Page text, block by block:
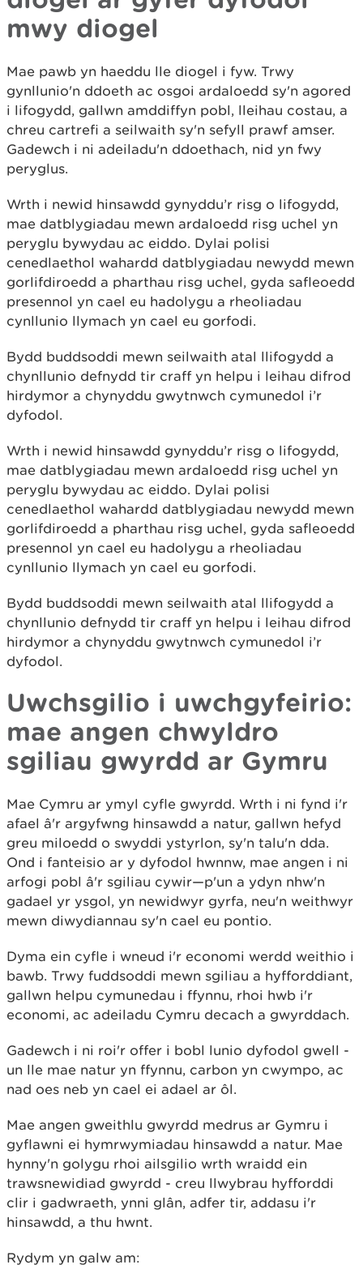
mwy diogel
Mae pawb yn haeddu lle diogel i fyw. Trwy
gynllunio'n ddoeth ac osgoi ardaloedd sy'n agored
i lifogydd, gallwn amddiffyn pobl, lleihau costau, a
chreu cartrefi a seilwaith sy'n sefyll prawf amser.
Gadewch i ni adeiladu'n ddoethach, nid yn fwy
peryglus.
Wrth i newid hinsawdd gynyddu’r risg o lifogydd,
mae datblygiadau mewn ardaloedd risg uchel yn
peryglu bywydau ac eiddo. Dylai polisi
cenedlaethol wahardd datblygiadau newydd mewn
gorlifdiroedd a pharthau risg uchel, gyda safleoedd
presennol yn cael eu hadolygu a rheoliadau
cynllunio llymach yn cael eu gorfodi.
Bydd buddsoddi mewn seilwaith atal llifogydd a
chynllunio defnydd tir craff yn helpu i leihau difrod
hirdymor a chynyddu gwytnwch cymunedol i’r
dyfodol.
Wrth i newid hinsawdd gynyddu’r risg o lifogydd,
mae datblygiadau mewn ardaloedd risg uchel yn
peryglu bywydau ac eiddo. Dylai polisi
cenedlaethol wahardd datblygiadau newydd mewn
gorlifdiroedd a pharthau risg uchel, gyda safleoedd
presennol yn cael eu hadolygu a rheoliadau
cynllunio llymach yn cael eu gorfodi.
Bydd buddsoddi mewn seilwaith atal llifogydd a
chynllunio defnydd tir craff yn helpu i leihau difrod
hirdymor a chynyddu gwytnwch cymunedol i’r
dyfodol.
Uwchsgilio i uwchgyfeirio:
mae angen chwyldro
sgiliau gwyrdd ar Gymru
Mae Cymru ar ymyl cyfle gwyrdd. Wrth i ni fynd i'r
afael â'r argyfwng hinsawdd a natur, gallwn hefyd
greu miloedd o swyddi ystyrlon, sy'n talu'n dda.
Ond i fanteisio ar y dyfodol hwnnw, mae angen i ni
arfogi pobl â'r sgiliau cywir—p'un a ydyn nhw'n
gadael yr ysgol, yn newidwyr gyrfa, neu'n weithwyr
mewn diwydiannau sy'n cael eu pontio.
Dyma ein cyfle i wneud i'r economi werdd weithio i
bawb. Trwy fuddsoddi mewn sgiliau a hyfforddiant,
gallwn helpu cymunedau i ffynnu, rhoi hwb i'r
economi, ac adeiladu Cymru decach a gwyrddach.
Gadewch i ni roi'r offer i bobl lunio dyfodol gwell -
un lle mae natur yn ffynnu, carbon yn cwympo, ac
nad oes neb yn cael ei adael ar ôl.
Mae angen gweithlu gwyrdd medrus ar Gymru i
gyflawni ei hymrwymiadau hinsawdd a natur. Mae
hynny'n golygu rhoi ailsgilio wrth wraidd ein
trawsnewidiad gwyrdd - creu llwybrau hyfforddi
clir i gadwraeth, ynni glân, adfer tir, addasu i'r
hinsawdd, a thu hwnt.
Rydym yn galw am: